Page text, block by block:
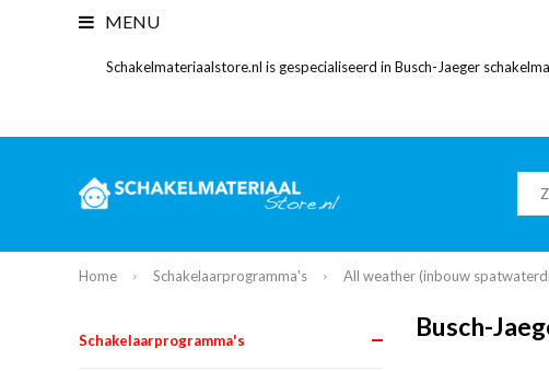
MENU
Schakelmateriaalstore.nl is gespecialiseerd in Busch-Jaeger
Home Schakelaarprogramma's All weather (inbouw
Schakelaarprogramma's Busch-